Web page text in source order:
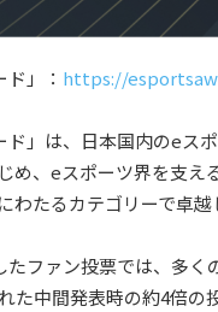
」： https://
ド」は、日本国内のe
め、eスポーツ界を支
わたるカテゴリーで卓越
ファン投票では、多く
た中間発表時の約4倍